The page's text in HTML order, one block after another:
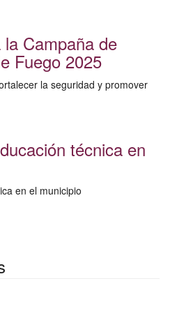
Campaña de
Fuego 2025
la seguridad y promover
técnica en
en el municipio